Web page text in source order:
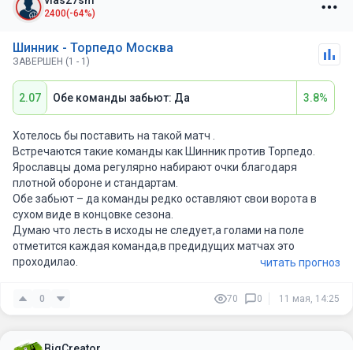
2400(-64%)
Шинник - Торпедо Москва
ЗАВЕРШЕН (1 - 1)
2.07 Обе команды забьют: Да 3.8%
Хотелось бы поставить на такой матч .
Встречаются такие команды как Шинник против Торпедо.
Ярославцы дома регулярно набирают очки благодаря
плотной обороне и стандартам.
Обе забьют – да команды редко оставляют свои ворота в
сухом виде в концовке сезона.
Думаю что лесть в исходы не следует,а голами на поле
отметится каждая команда,в предидущих матчах это
проходилао.
читать прогноз
0 70 0 11 мая, 14:25